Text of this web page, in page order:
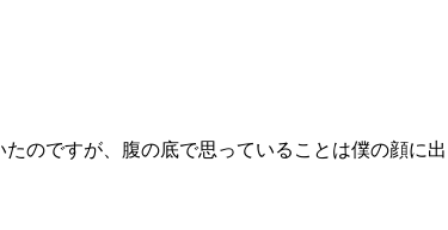
のですが、腹の底で思っていることは僕の顔に出